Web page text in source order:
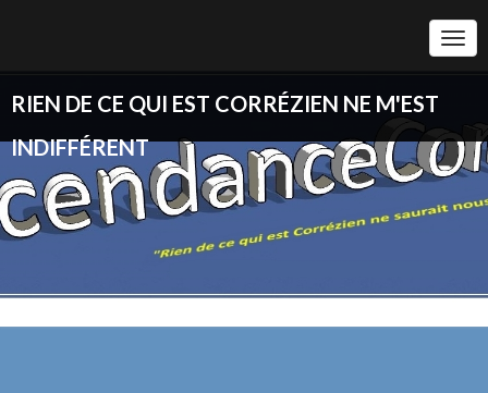
RIEN DE CE QUI EST CORRÉZIEN NE M'EST
INDIFFÉRENT